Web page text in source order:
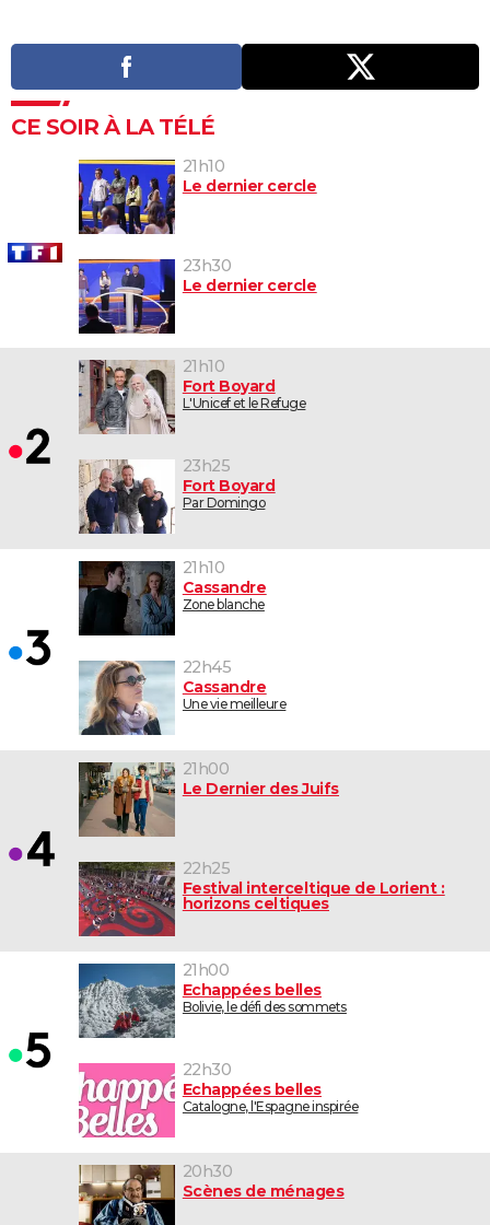
CE SOIR À LA TÉLÉ
21h10
Le dernier cercle
23h30
Le dernier cercle
21h10
Fort Boyard
L'Unicef et le Refuge
23h25
Fort Boyard
Par Domingo
21h10
Cassandre
Zone blanche
22h45
Cassandre
Une vie meilleure
21h00
Le Dernier des Juifs
22h25
Festival interceltique de Lorient :
horizons celtiques
21h00
Echappées belles
Bolivie, le défi des sommets
22h30
Echappées belles
Catalogne, l'Espagne inspirée
20h30
Scènes de ménages